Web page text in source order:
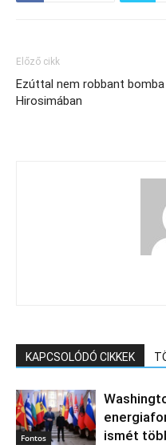
Előző cikk
Ezúttal nem robbant bomba
Hirosimában
KAPCSOLÓDÓ CIKKEK
Fontos
ismét